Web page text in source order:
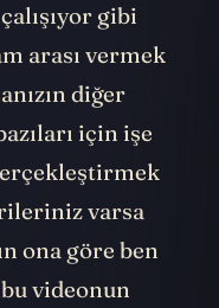
gibi
arası vermek
diğer
için işe
varsa
ona göre ben
videonun